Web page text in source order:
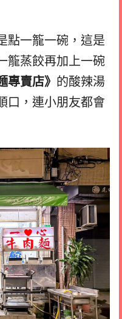
點一籠一碗，這是
籠蒸餃再加上一碗
專賣店》 的酸辣湯
口，連小朋友都會